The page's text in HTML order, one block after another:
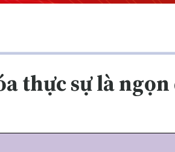
thực sự là